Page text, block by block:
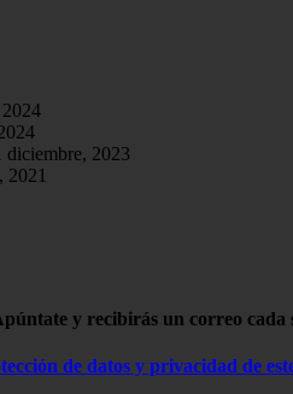
diciembre, 2023
2021
y recibirás un correo cada
de datos y privacidad de